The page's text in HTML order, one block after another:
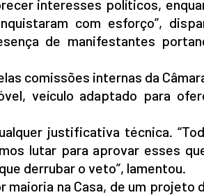
interesses políticos,
com esforço”,
de manifestantes
comissões internas da
veículo adaptado para
justificativa técnica.
lutar para aprovar esses
derrubar o veto”, lamentou.
na Casa, de um projeto